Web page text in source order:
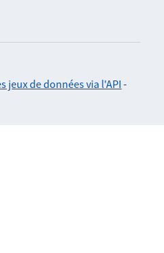
jeux de données via l'API -